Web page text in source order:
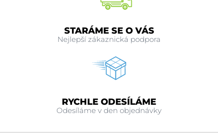
STARÁME SE O VÁS
Nejlepší zákaznická podpora
RYCHLE ODESÍLÁME
Odesíláme v den objednávky